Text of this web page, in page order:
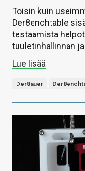
Toisin kuin
Der8enchtable
testaamista
tuuletinhallinnan
Lue lisää
Der8auer